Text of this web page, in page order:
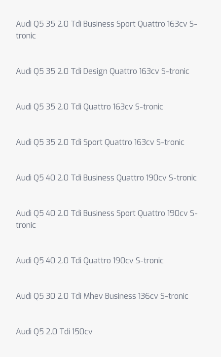
Audi Q5 35 2.0 Tdi Business Sport Quattro 163cv S-
tronic
Audi Q5 35 2.0 Tdi Design Quattro 163cv S-tronic
Audi Q5 35 2.0 Tdi Quattro 163cv S-tronic
Audi Q5 35 2.0 Tdi Sport Quattro 163cv S-tronic
Audi Q5 40 2.0 Tdi Business Quattro 190cv S-tronic
Audi Q5 40 2.0 Tdi Business Sport Quattro 190cv S-
tronic
Audi Q5 40 2.0 Tdi Quattro 190cv S-tronic
Audi Q5 30 2.0 Tdi Mhev Business 136cv S-tronic
Audi Q5 2.0 Tdi 150cv